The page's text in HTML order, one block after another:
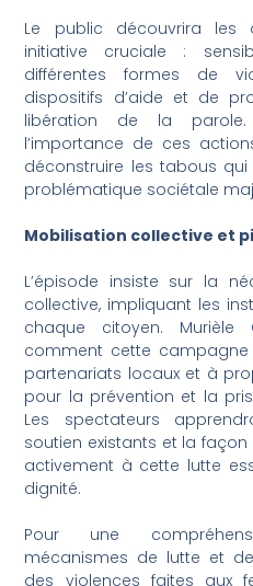
Le public découvrira les
initiative cruciale :
différentes formes de
dispositifs d’aide et de
libération de la
l’importance de ces
déconstruire les tabous
problématique sociétale
Mobilisation collective et
L’épisode insiste sur la
collective, impliquant les
chaque citoyen. Murièle
comment cette
partenariats locaux et à
pour la prévention et la
Les spectateurs
soutien existants et la
activement à cette lutte
dignité.
Pour une
mécanismes de lutte et
des violences faites aux